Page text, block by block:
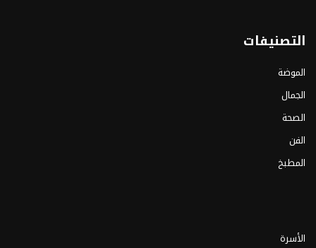
التصنيفات
الموضة
الجمال
الصحة
الفن
المطبخ
الأسرة